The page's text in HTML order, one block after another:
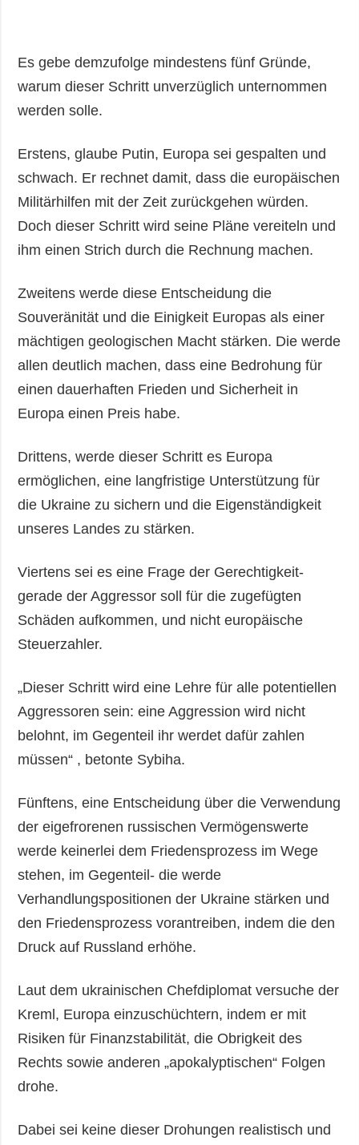
Es gebe demzufolge mindestens fünf Gründe,
warum dieser Schritt unverzüglich unternommen
werden solle.
Erstens, glaube Putin, Europa sei gespalten und
schwach. Er rechnet damit, dass die europäischen
Militärhilfen mit der Zeit zurückgehen würden.
Doch dieser Schritt wird seine Pläne vereiteln und
ihm einen Strich durch die Rechnung machen.
Zweitens werde diese Entscheidung die
Souveränität und die Einigkeit Europas als einer
mächtigen geologischen Macht stärken. Die werde
allen deutlich machen, dass eine Bedrohung für
einen dauerhaften Frieden und Sicherheit in
Europa einen Preis habe.
Drittens, werde dieser Schritt es Europa
ermöglichen, eine langfristige Unterstützung für
die Ukraine zu sichern und die Eigenständigkeit
unseres Landes zu stärken.
Viertens sei es eine Frage der Gerechtigkeit-
gerade der Aggressor soll für die zugefügten
Schäden aufkommen, und nicht europäische
Steuerzahler.
„Dieser Schritt wird eine Lehre für alle potentiellen
Aggressoren sein: eine Aggression wird nicht
belohnt, im Gegenteil ihr werdet dafür zahlen
müssen“ , betonte Sybiha.
Fünftens, eine Entscheidung über die Verwendung
der eigefrorenen russischen Vermögenswerte
werde keinerlei dem Friedensprozess im Wege
stehen, im Gegenteil- die werde
Verhandlungspositionen der Ukraine stärken und
den Friedensprozess vorantreiben, indem die den
Druck auf Russland erhöhe.
Laut dem ukrainischen Chefdiplomat versuche der
Kreml, Europa einzuschüchtern, indem er mit
Risiken für Finanzstabilität, die Obrigkeit des
Rechts sowie anderen „apokalyptischen“ Folgen
drohe.
Dabei sei keine dieser Drohungen realistisch und